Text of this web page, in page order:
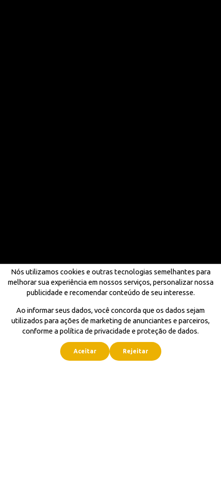
Nós utilizamos cookies e outras tecnologias semelhantes para
melhorar sua experiência em nossos serviços, personalizar nossa
publicidade e recomendar conteúdo de seu interesse.
Ao informar seus dados, você concorda que os dados sejam
utilizados para ações de marketing de anunciantes e parceiros,
conforme a política de privacidade e proteção de dados.
Aceitar Rejeitar